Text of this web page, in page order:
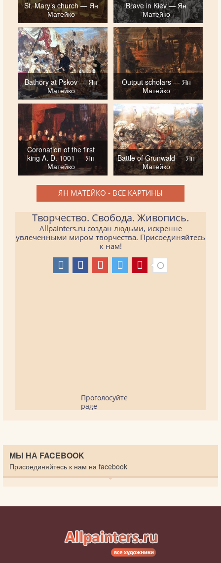
St. Mary’s church — Ян
Матейко
Brave in Kiev — Ян
Матейко
Bathory at Pskov — Ян
Матейко
Output scholars — Ян
Матейко
Coronation of the first
king A. D. 1001 — Ян
Матейко
Battle of Grunwald — Ян
Матейко
ЯН МАТЕЙКО - ВСЕ КАРТИНЫ
Творчество. Свобода. Живопись.
Allpainters.ru создан людьми, искренне
увлеченными миром творчества. Присоединяйтесь
к нам!
Проголосуйте
page
МЫ НА FACEBOOK
Присоединяйтесь к нам на facebook